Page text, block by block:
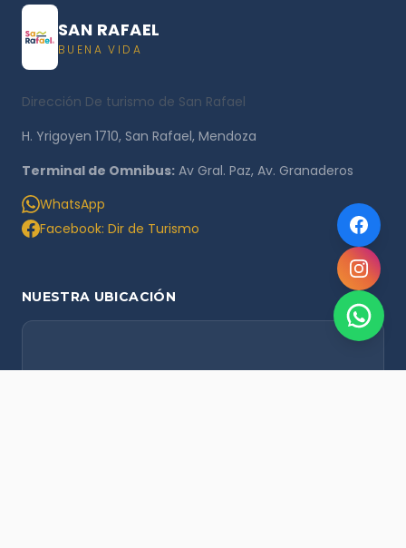
SAN RAFAEL
BUENA VIDA
Dirección De turismo de San Rafael
H. Yrigoyen 1710, San Rafael, Mendoza
Terminal de Omnibus: Av Gral. Paz, Av. Granaderos
WhatsApp
Facebook: Dir de Turismo
NUESTRA UBICACIÓN